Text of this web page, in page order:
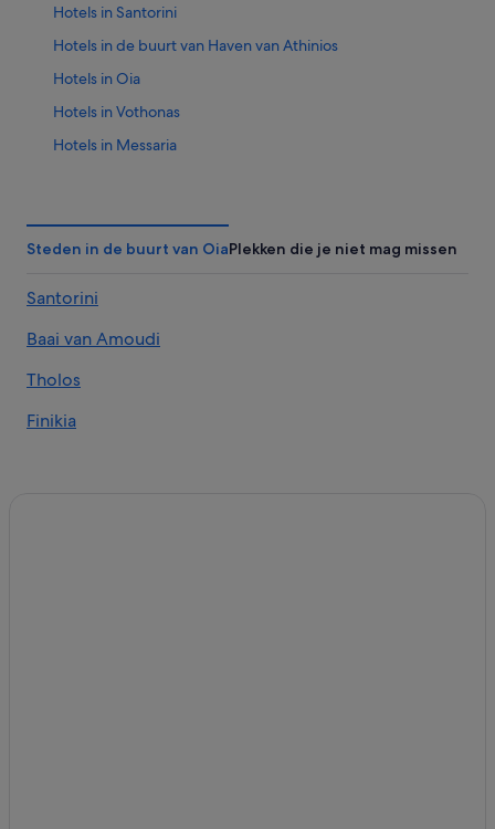
Hotels in Santorini
Hotels in de buurt van Haven van Athinios
Hotels in Oia
Hotels in Vothonas
Hotels in Messaria
Hotels in de buurt van Pori Beach
Hotels in de buurt van Kasteel Oia
Hotels in Fira
Hotels in Karterados
Steden in de buurt van OiaPlekken die je niet mag missen
Santorini
Baai van Amoudi
Tholos
Finikia